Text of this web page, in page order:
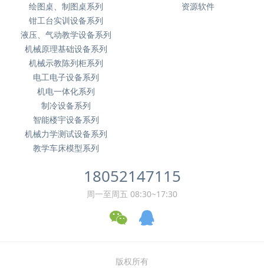
绘图桌、制图桌系列
钳工台实训设备系列
液压、气动教学设备系列
机械原理基础设备系列
机械示教陈列柜系列
电工电子设备系列
机电一体化系列
制冷设备系列
智能楼宇设备系列
机械力学测试设备系列
教学车床模型系列
资源软件
18052147115
周一至周五 08:30~17:30
版权所有